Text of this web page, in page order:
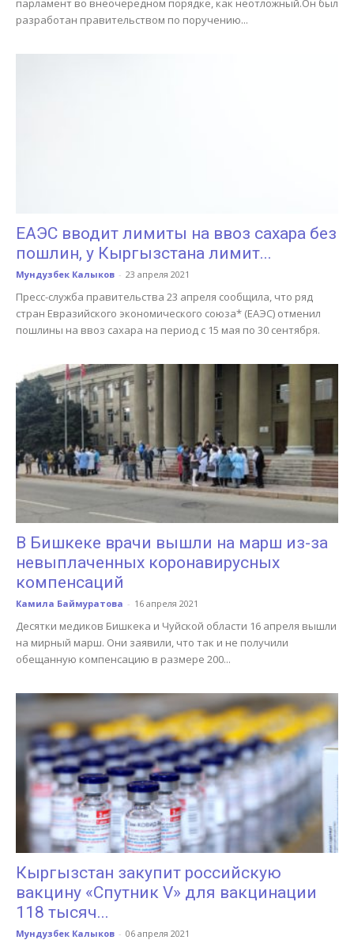
парламент во внеочередном порядке, как неотложный.Он был
разработан правительством по поручению...
ЕАЭС вводит лимиты на ввоз сахара без
пошлин, у Кыргызстана лимит...
Мундузбек Калыков - 23 апреля 2021
Пресс-служба правительства 23 апреля сообщила, что ряд
стран Евразийского экономического союза* (ЕАЭС) отменил
пошлины на ввоз сахара на период с 15 мая по 30 сентября.
В Бишкеке врачи вышли на марш из-за
невыплаченных коронавирусных
компенсаций
Камила Баймуратова - 16 апреля 2021
Десятки медиков Бишкека и Чуйской области 16 апреля вышли
на мирный марш. Они заявили, что так и не получили
обещанную компенсацию в размере 200...
Кыргызстан закупит российскую
вакцину «Спутник V» для вакцинации
118 тысяч...
Мундузбек Калыков - 06 апреля 2021